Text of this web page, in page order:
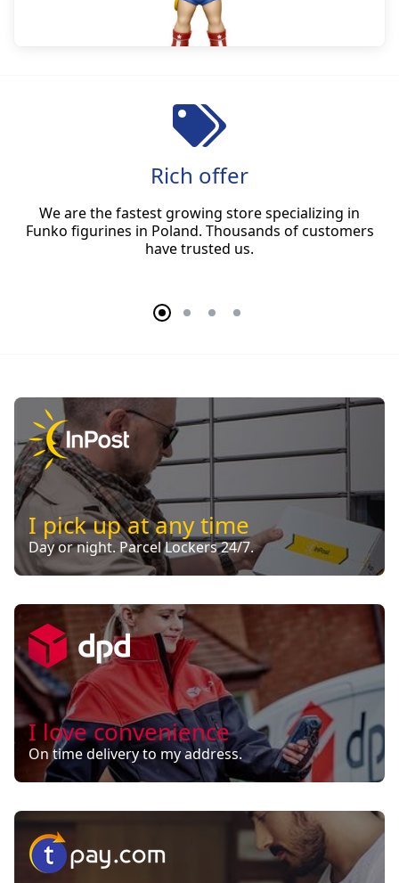
Rich offer
We are the fastest growing store specializing in
Funko figurines in Poland. Thousands of customers
have trusted us.
I pick up at any time
Day or night. Parcel Lockers 24/7.
I love convenience
On time delivery to my address.